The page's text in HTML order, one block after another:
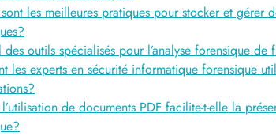
les meilleures pratiques pour stocker et gérer
des outils spécialisés pour l’analyse forensique de
les experts en sécurité informatique forensique
de documents PDF facilite-t-elle la